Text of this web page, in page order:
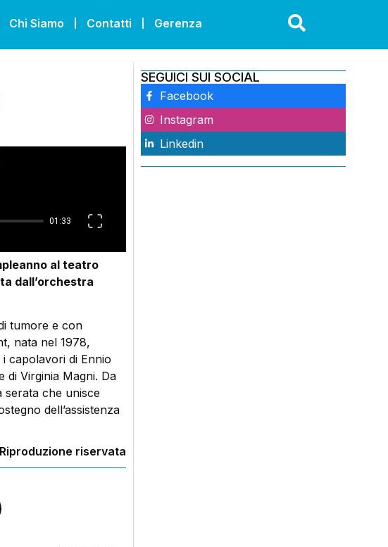
Chi Siamo Contatti Gerenza
al teatro
dall’orchestra
tumore e con
nata nel 1978,
capolavori di Ennio
di Virginia Magni. Da
serata che unisce
dell’assistenza
riservata
SEGUICI SUI SOCIAL
Facebook
Instagram
Linkedin